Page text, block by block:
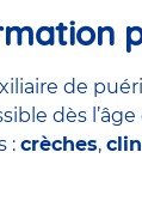
de
dès
: crèches,